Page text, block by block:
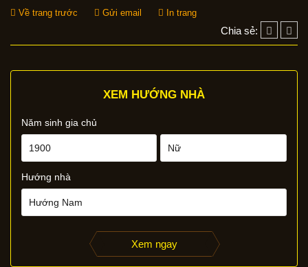
Về trang trước Gửi email In trang
Chia sẻ:
XEM HƯỚNG NHÀ
Năm sinh gia chủ
Hướng nhà
Xem ngay